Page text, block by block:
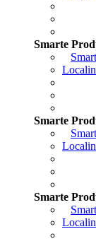
Smarte
Smarte
Smarte